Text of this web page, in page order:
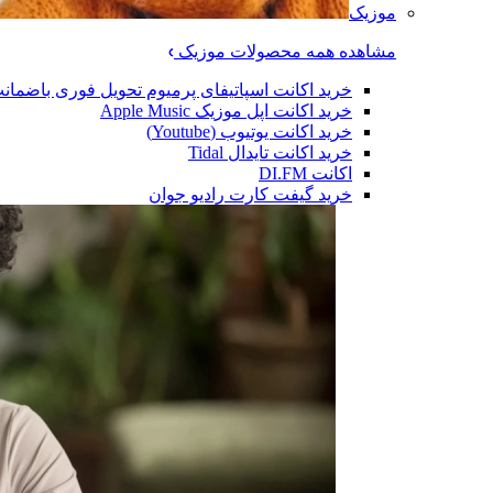
موزیک
مشاهده همه محصولات موزیک
خرید اکانت اسپاتیفای پرمیوم تحویل فوری
خرید اکانت اپل موزیک Apple Music
خرید اکانت یوتیوب (Youtube)
خرید اکانت تایدال Tidal
اکانت DI.FM
خرید گیفت کارت رادیو جوان